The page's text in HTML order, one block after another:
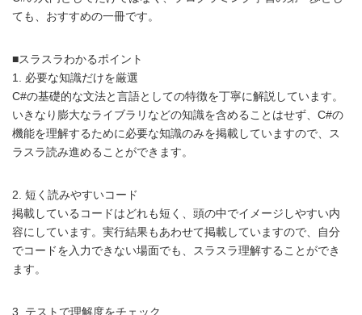
ても、おすすめの一冊です。
■スラスラわかるポイント
1. 必要な知識だけを厳選
C#の基礎的な文法と言語としての特徴を丁寧に解説しています。
いきなり膨大なライブラリなどの知識を含めることはせず、C#の
機能を理解するために必要な知識のみを掲載していますので、ス
ラスラ読み進めることができます。
2. 短く読みやすいコード
掲載しているコードはどれも短く、頭の中でイメージしやすい内
容にしています。実行結果もあわせて掲載していますので、自分
でコードを入力できない場面でも、スラスラ理解することができ
ます。
3. テストで理解度をチェック